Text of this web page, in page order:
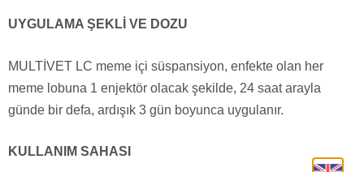
UYGULAMA ŞEKLİ VE DOZU
MULTİVET LC meme içi süspansiyon, enfekte olan her
meme lobuna 1 enjektör olacak şekilde, 24 saat arayla
günde bir defa, ardışık 3 gün boyunca uygulanır.
KULLANIM SAHASI